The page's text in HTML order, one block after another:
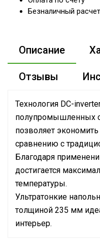
Безналичный
Описание
Отзывы
Технология DC-
полупромышленных
позволяет
сравнению с
Благодаря
достигается
температуры.
Ультратонкие
толщиной 235 мм
интерьер.